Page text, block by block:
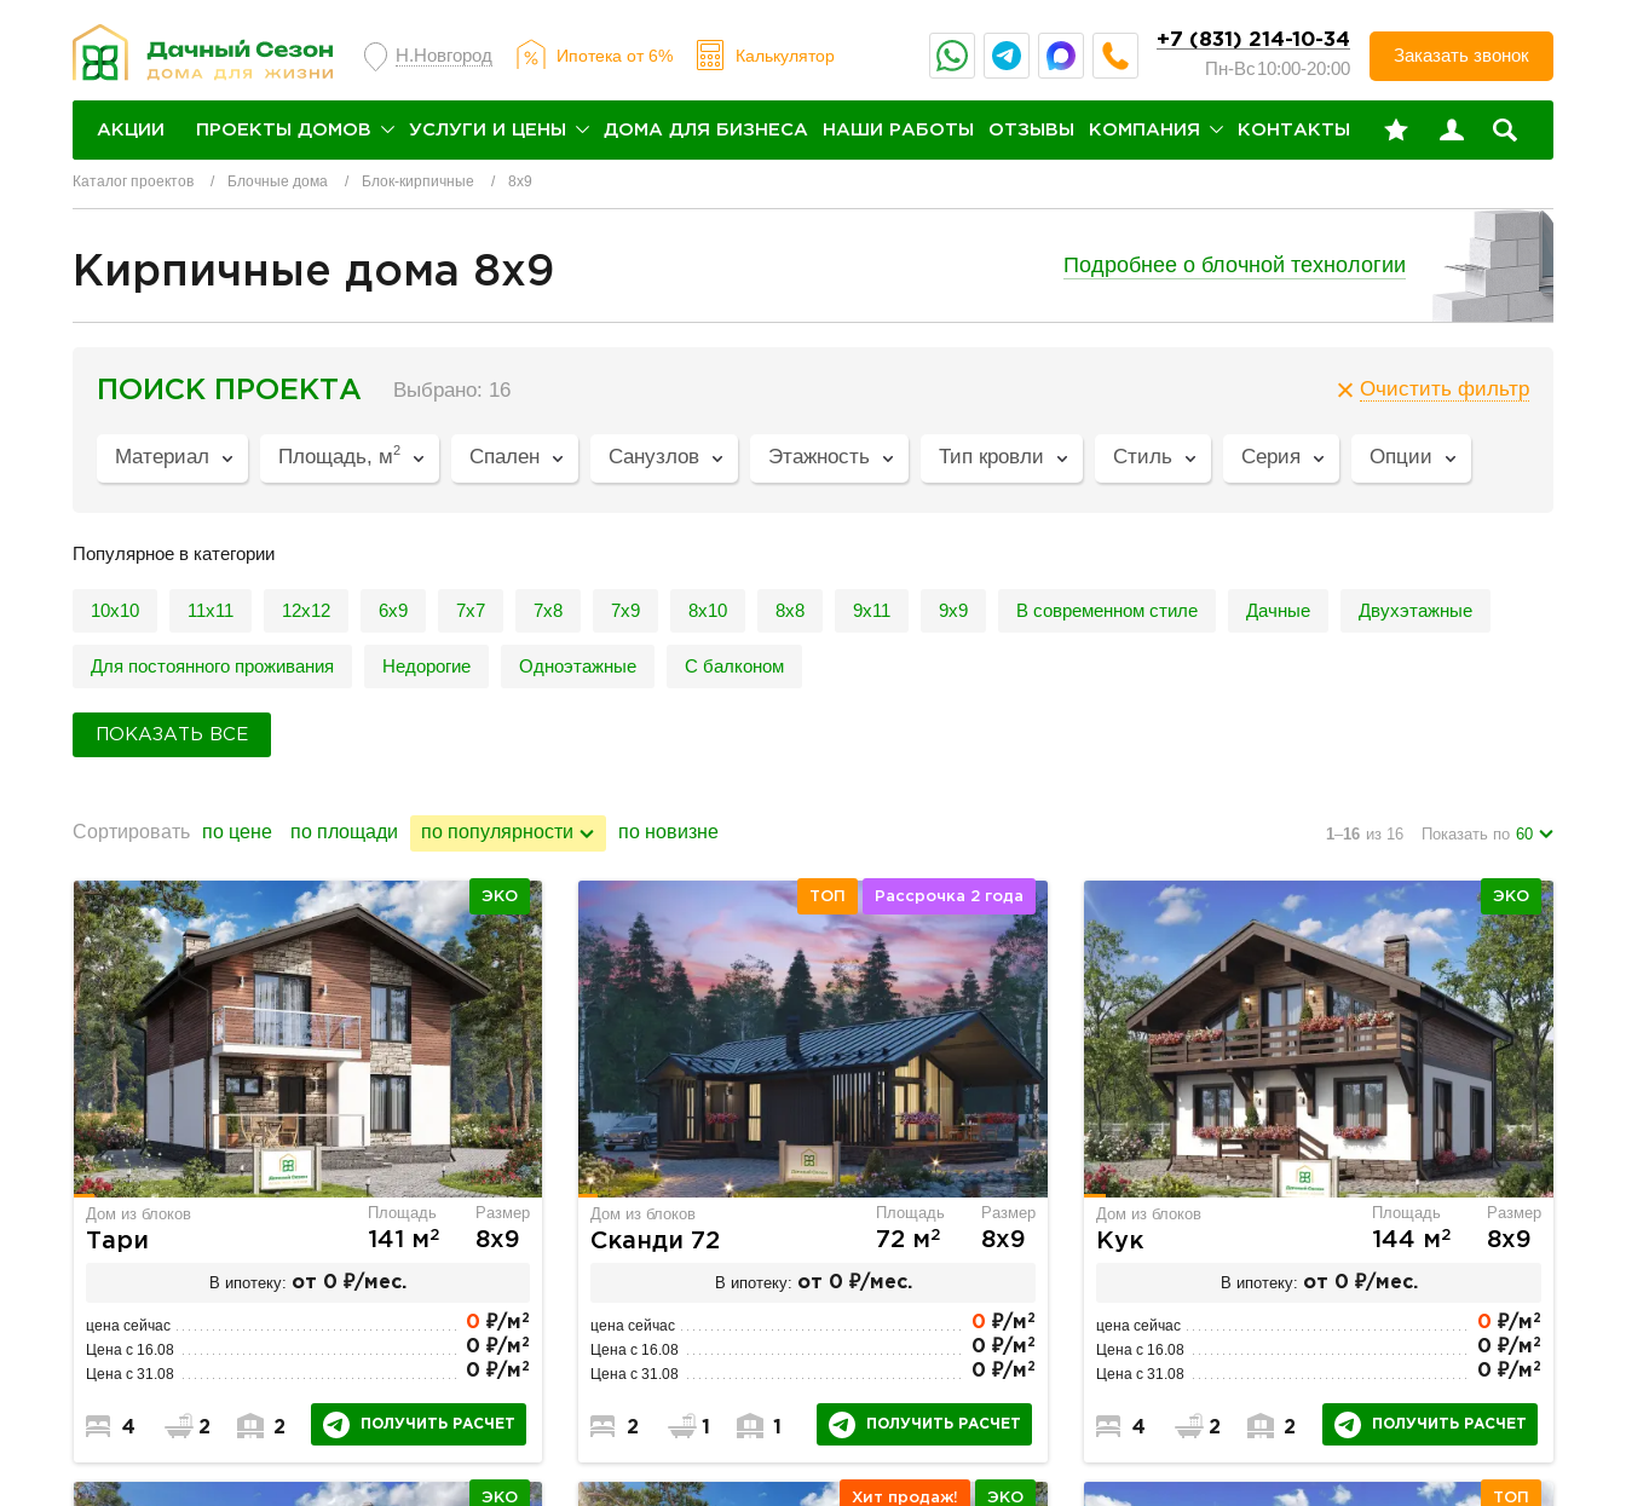
Н.Новгород Ипотека от 6% Калькулятор
+7 (831) 214-10-34
Пн-Вс10:00-20:00
Заказать звонок
АКЦИИ ПРОЕКТЫ ДОМОВ УСЛУГИ И ЦЕНЫ ДОМА ДЛЯ БИЗНЕСА НАШИ РАБОТЫ ОТЗЫВЫ КОМПАНИЯ КОНТАКТЫ
Каталог проектов Блочные дома Блок-кирпичные 8х9
Кирпичные дома 8x9 Подробнее о блочной технологии
ПОИСК ПРОЕКТА Выбрано: 16 Очистить фильтр
Материал Площадь, м2 Спален Санузлов Этажность Тип кровли Стиль Серия Опции
Популярное в категории
10х10 11х11 12х12 6х9 7х7 7х8 7х9 8х10 8х8 9х11 9х9 В современном стиле Дачные Двухэтажные
Для постоянного проживания Недорогие Одноэтажные С балконом
ПОКАЗАТЬ ВСЕ
Сортировать по цене по площади по популярности по новизне 1–16 из 16 Показать по 60
ЭКО
Дом из блоков
Тари
Площадь
141 м2
Размер
8х9
В ипотеку: от 0 ₽/мес.
цена сейчас 0 ₽/м 2
Цена с 16.08 0 ₽/м 2
Цена с 31.08 0 ₽/м 2
4 2 2 ПОЛУЧИТЬ РАСЧЕТ
ТОП Рассрочка 2 года
Дом из блоков
Сканди 72
Площадь
72 м2
Размер
8х9
В ипотеку: от 0 ₽/мес.
цена сейчас 0 ₽/м 2
Цена с 16.08 0 ₽/м 2
Цена с 31.08 0 ₽/м 2
2 1 1 ПОЛУЧИТЬ РАСЧЕТ
ЭКО
Дом из блоков
Кук
Площадь
144 м2
Размер
8х9
В ипотеку: от 0 ₽/мес.
цена сейчас 0 ₽/м 2
Цена с 16.08 0 ₽/м 2
Цена с 31.08 0 ₽/м 2
4 2 2 ПОЛУЧИТЬ РАСЧЕТ
ЭКО Хит продаж! ЭКО ТОП